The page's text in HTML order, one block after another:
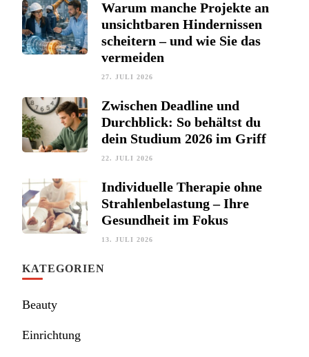
Warum manche Projekte an
unsichtbaren Hindernissen
scheitern – und wie Sie das
vermeiden
27. JULI 2026
Zwischen Deadline und
Durchblick: So behältst du
dein Studium 2026 im Griff
22. JULI 2026
Individuelle Therapie ohne
Strahlenbelastung – Ihre
Gesundheit im Fokus
13. JULI 2026
KATEGORIEN
Beauty
Einrichtung